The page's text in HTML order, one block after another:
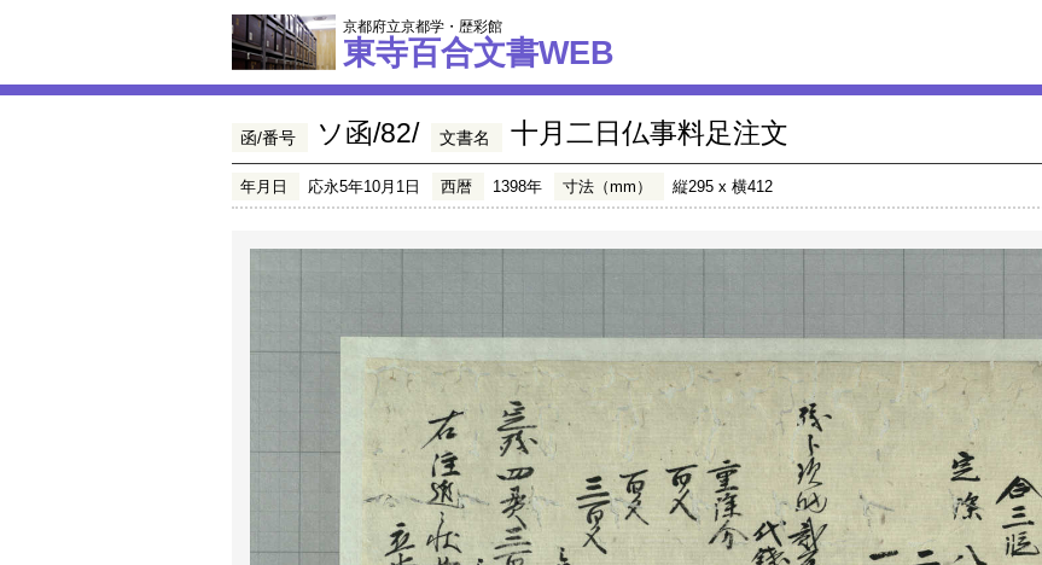
京都府立京都学・歴彩館
東寺百合文書WEB
函/番号 ソ函/82/ 文書名 十月二日仏事料足注文
年月日 応永5年10月1日 西暦 1398年 寸法（mm） 縦295 x 横412